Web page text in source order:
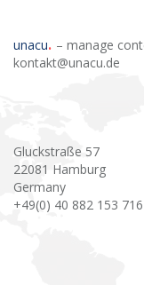
unacu – manage
kontakt@unacu.de
Gluckstraße 57
22081 Hamburg
Germany
+49(0) 40 882 153 716